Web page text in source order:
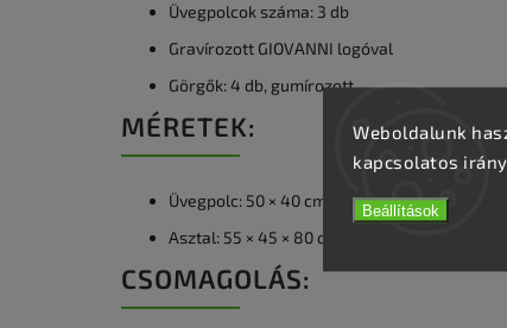
Weboldalunk
kapcsolatos
Beállítások
Üvegpolcok száma: 3 db
Gravírozott GIOVANNI logóval
Görgők: 4 db, gumírozott
MÉRETEK:
Üvegpolc: 50 × 40 cm
Asztal: 55 × 45 × 80 cm
CSOMAGOLÁS: